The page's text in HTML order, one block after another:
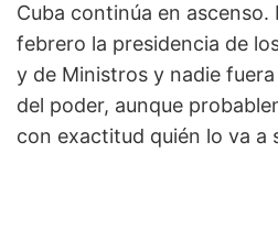
Cuba continúa en ascenso.
febrero la presidencia de
y de Ministros y nadie
del poder, aunque
con exactitud quién lo va a